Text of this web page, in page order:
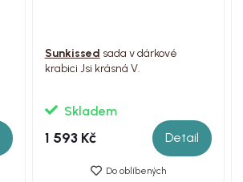
Sunkissed sada v dárkové
krabici Jsi krásná V.
Skladem
1 593 Kč Detail
Do oblíbených